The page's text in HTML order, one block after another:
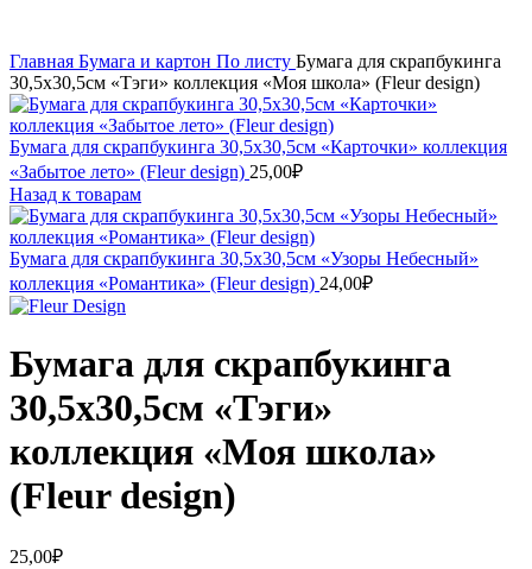
Главная Бумага и картон По листу Бумага для скрапбукинга
30,5х30,5см «Тэги» коллекция «Моя школа» (Fleur design)
Бумага для скрапбукинга 30,5х30,5см «Карточки» коллекция
«Забытое лето» (Fleur design) 25,00₽
Назад к товарам
Бумага для скрапбукинга 30,5х30,5см «Узоры Небесный»
коллекция «Романтика» (Fleur design) 24,00₽
Бумага для скрапбукинга
30,5х30,5см «Тэги»
коллекция «Моя школа»
(Fleur design)
25,00₽